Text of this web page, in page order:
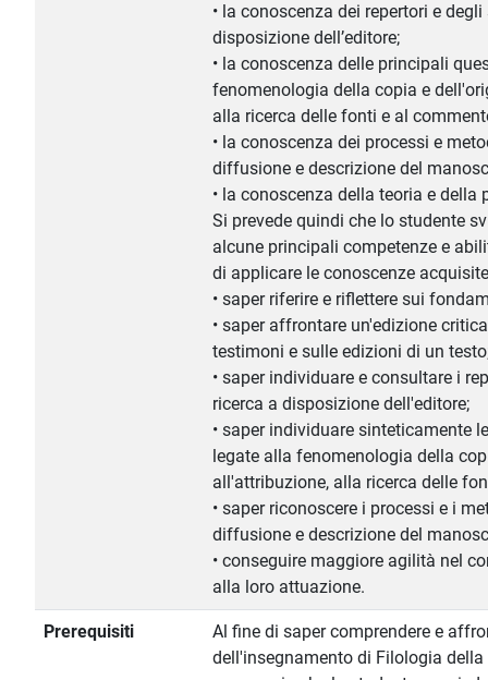
• la conoscenza dei repertori e
disposizione dell’editore;
• la conoscenza delle principali
fenomenologia della copia e
alla ricerca delle fonti e al
• la conoscenza dei processi e
diffusione e descrizione del
• la conoscenza della teoria e della
Si prevede quindi che lo studente
alcune principali competenze e
di applicare le conoscenze
• saper riferire e riflettere sui
• saper affrontare un'edizione
testimoni e sulle edizioni di un
• saper individuare e consultare i
ricerca a disposizione dell'editore;
• saper individuare sinteticamente
legate alla fenomenologia della
all'attribuzione, alla ricerca delle
• saper riconoscere i processi e i
diffusione e descrizione del
• conseguire maggiore agilità nel
alla loro attuazione.
Prerequisiti
Al fine di saper comprendere e
dell'insegnamento di Filologia